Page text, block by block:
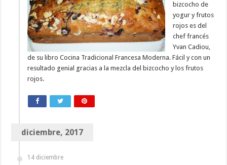
bizcocho de
yogur y frutos
rojos es del
chef francés
Yvan Cadiou,
de su libro Cocina Tradicional Francesa Moderna. Fácil y con un
resultado genial gracias a la mezcla del bizcocho y los frutos
rojos.
diciembre, 2017
14 diciembre